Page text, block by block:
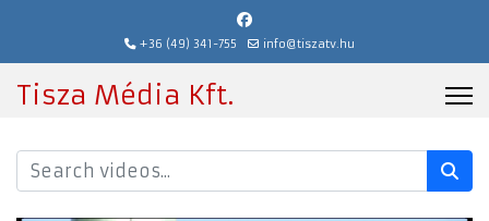
+36 (49) 341-755 info@tiszatv.hu
Tisza Média Kft.